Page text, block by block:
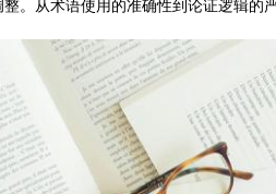
。从术语使用的准确性到论证逻辑